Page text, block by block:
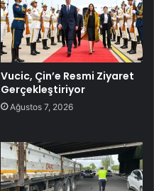
Vucic, Çin’e Resmi Ziyaret
Gerçekleştiriyor
Ağustos 7, 2026